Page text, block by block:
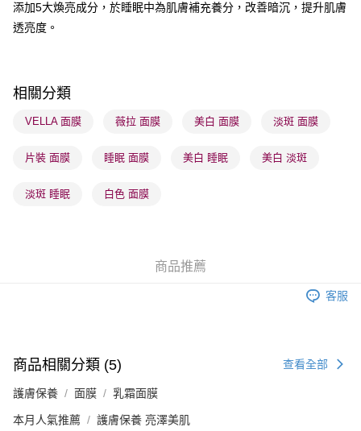
送貨方式
順豐自助櫃 - 確認發貨後1-3個工作天送達
順豐站及營業點 - 確認發貨後1-3個工作天送達
物流公司進行物流配送
添加5大煥亮成分，於睡眠中為肌膚補充養分，改善暗沉，提升肌膚
透亮度。
相關分類
VELLA 面膜 薇拉 面膜 美白 面膜 淡斑 面膜
片裝 面膜 睡眠 面膜 美白 睡眠 美白 淡斑
淡斑 睡眠 白色 面膜
商品推薦
客服
商品相關分類 (5) 查看全部
護膚保養 面膜 乳霜面膜
本月人氣推薦 護膚保養 亮澤美肌